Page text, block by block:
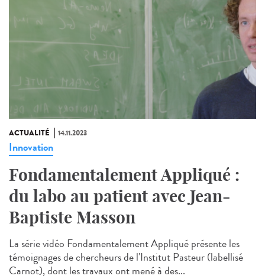
ACTUALITÉ 14.11.2023
Innovation
Fondamentalement Appliqué :
du labo au patient avec Jean-
Baptiste Masson
La série vidéo Fondamentalement Appliqué présente les
témoignages de chercheurs de l'Institut Pasteur (labellisé
Carnot), dont les travaux ont mené à des...